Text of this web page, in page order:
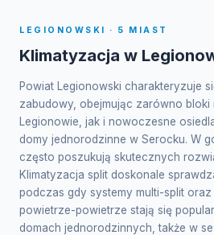
LEGIONOWSKI · 5 MIAST
Klimatyzacja w
Powiat Legionowski charakteryzuje
zabudowy, obejmując zarówno bloki
Legionowie, jak i nowoczesne
domy jednorodzinne w Serocku. W
często poszukują skutecznych
Klimatyzacja split doskonale
podczas gdy systemy multi-split oraz
powietrze-powietrze stają się
domach jednorodzinnych, także w